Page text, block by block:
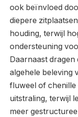
ook beïnvloed
diepere
houding, terwijl
ondersteuning
Daarnaast
algehele beleving
fluweel of
uitstraling, terwijl
meer